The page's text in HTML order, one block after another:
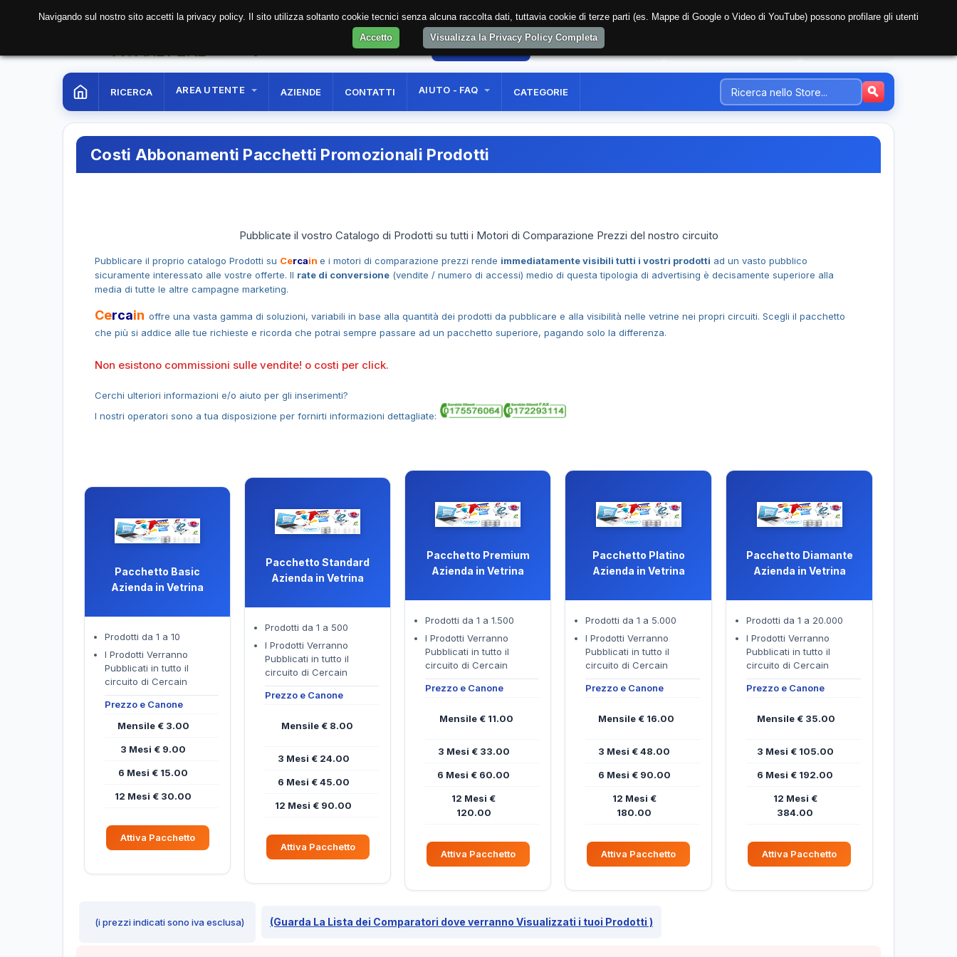
AREA RISERVATA REGISTRAZIONE UTENTE
RICERCA AREA UTENTE AZIENDE CONTATTI AIUTO - FAQ CATEGORIE
Costi Abbonamenti Pacchetti Promozionali Prodotti
Pubblicate il vostro Catalogo di Prodotti su tutti i Motori di Comparazione Prezzi del nostro circuito
Pubblicare il proprio catalogo Prodotti su Cercain e i motori di comparazione prezzi rende immediatamente visibili tutti i vostri prodotti ad un vasto pubblico
sicuramente interessato alle vostre offerte. Il rate di conversione (vendite / numero di accessi) medio di questa tipologia di advertising è decisamente superiore alla
media di tutte le altre campagne marketing.
Cercain offre una vasta gamma di soluzioni, variabili in base alla quantità dei prodotti da pubblicare e alla visibilità nelle vetrine nei propri circuiti. Scegli il pacchetto
che più si addice alle tue richieste e ricorda che potrai sempre passare ad un pacchetto superiore, pagando solo la differenza.
Non esistono commissioni sulle vendite! o costi per click.
Cerchi ulteriori informazioni e/o aiuto per gli inserimenti?
I nostri operatori sono a tua disposizione per fornirti informazioni dettagliate:
Pacchetto Basic
Azienda in Vetrina
Prodotti da 1 a 10
I Prodotti Verranno
Pubblicati in tutto il
circuito di Cercain
Prezzo e Canone
Mensile € 3.00
3 Mesi € 9.00
6 Mesi € 15.00
12 Mesi € 30.00
Attiva Pacchetto
Pacchetto Standard
Azienda in Vetrina
Prodotti da 1 a 500
I Prodotti Verranno
Pubblicati in tutto il
circuito di Cercain
Prezzo e Canone
Mensile € 8.00
3 Mesi € 24.00
6 Mesi € 45.00
12 Mesi € 90.00
Attiva Pacchetto
Pacchetto Premium
Azienda in Vetrina
Prodotti da 1 a 1.500
I Prodotti Verranno
Pubblicati in tutto il
circuito di Cercain
Prezzo e Canone
Mensile € 11.00
3 Mesi € 33.00
6 Mesi € 60.00
12 Mesi €
120.00
Attiva Pacchetto
Pacchetto Platino
Azienda in Vetrina
Prodotti da 1 a 5.000
I Prodotti Verranno
Pubblicati in tutto il
circuito di Cercain
Prezzo e Canone
Mensile € 16.00
3 Mesi € 48.00
6 Mesi € 90.00
12 Mesi €
180.00
Attiva Pacchetto
Pacchetto Diamante
Azienda in Vetrina
Prodotti da 1 a 20.000
I Prodotti Verranno
Pubblicati in tutto il
circuito di Cercain
Prezzo e Canone
Mensile € 35.00
3 Mesi € 105.00
6 Mesi € 192.00
12 Mesi €
384.00
Attiva Pacchetto
(i prezzi indicati sono iva esclusa) (Guarda La Lista dei Comparatori dove verranno Visualizzati i tuoi Prodotti )
Navigando sul nostro sito accetti la privacy policy. Il sito utilizza soltanto cookie tecnici senza alcuna raccolta dati, tuttavia cookie di terze parti (es. Mappe di Google o Video di YouTube) possono profilare gli utenti
Accetto
Visualizza la Privacy Policy Completa